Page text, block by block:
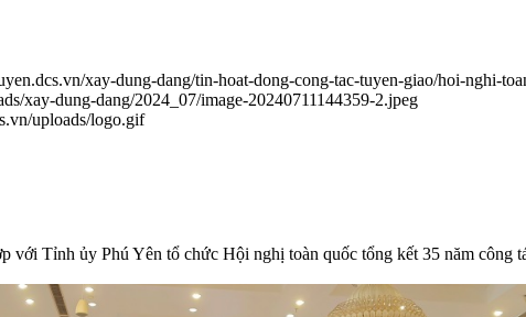
xay-dung-dang/tin-hoat-dong-cong-tac-tuyen-giao/hoi-nghi-
xay-dung-dang/2024_07/image-20240711144359-2.jpeg
uploads/logo.gif
Tỉnh ủy Phú Yên tổ chức Hội nghị toàn quốc tổng kết 35 năm công